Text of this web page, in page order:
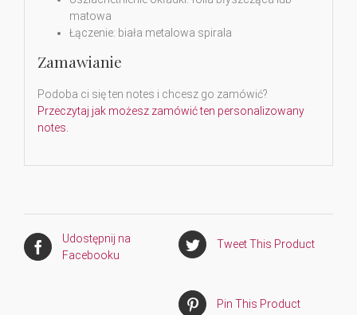
matowa
Łączenie: biała metalowa spirala
Zamawianie
Podoba ci się ten notes i chcesz go zamówić?
Przeczytaj jak możesz zamówić ten personalizowany
notes.
Udostępnij na
Facebooku
Tweet This Product
Pin This Product